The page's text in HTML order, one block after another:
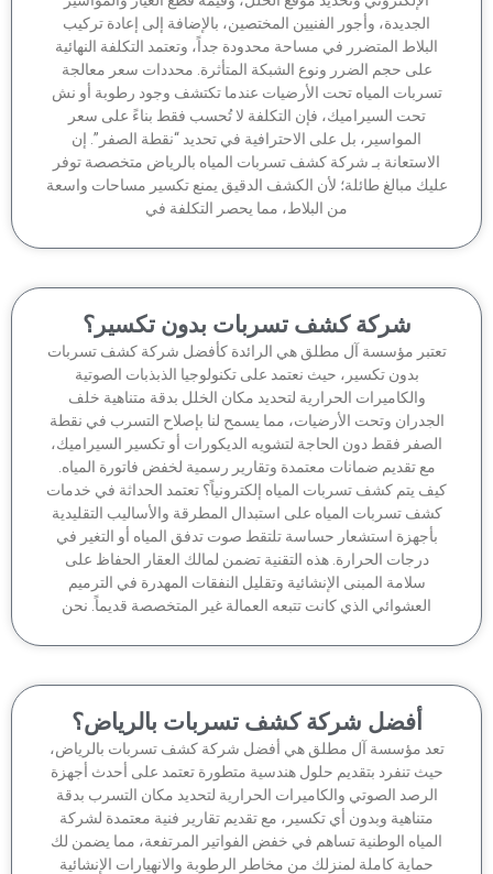
الجديدة، وأجور الفنيين المختصين، بالإضافة إلى إعادة تركيب
البلاط المتضرر في مساحة محدودة جداً، وتعتمد التكلفة النهائية
على حجم الضرر ونوع الشبكة المتأثرة. محددات سعر معالجة
المياه تحت الأرضيات عندما تكتشف وجود رطوبة أو نش
تحت السيراميك، فإن التكلفة لا تُحسب فقط بناءً على سعر
المواسير، بل على الاحترافية في تحديد “نقطة الصفر”. إن
بـ شركة كشف تسربات المياه بالرياض متخصصة توفر
مبالغ طائلة؛ لأن الكشف الدقيق يمنع تكسير مساحات واسعة
من البلاط، مما يحصر التكلفة في
شركة كشف تسربات بدون تكسير؟
مؤسسة آل مطلق هي الرائدة كأفضل شركة كشف تسربات
بدون تكسير، حيث نعتمد على تكنولوجيا الذبذبات الصوتية
والكاميرات الحرارية لتحديد مكان الخلل بدقة متناهية خلف
وتحت الأرضيات، مما يسمح لنا بإصلاح التسرب في نقطة
فقط دون الحاجة لتشويه الديكورات أو تكسير السيراميك،
مع تقديم ضمانات معتمدة وتقارير رسمية لخفض فاتورة المياه.
يتم كشف تسربات المياه إلكترونياً؟ تعتمد الحداثة في خدمات
تسربات المياه على استبدال المطرقة والأساليب التقليدية
بأجهزة استشعار حساسة تلتقط صوت تدفق المياه أو التغير في
درجات الحرارة. هذه التقنية تضمن لمالك العقار الحفاظ على
سلامة المبنى الإنشائية وتقليل النفقات المهدرة في الترميم
العشوائي الذي كانت تتبعه العمالة غير المتخصصة قديماً. نحن
أفضل شركة كشف تسربات بالرياض؟
مؤسسة آل مطلق هي أفضل شركة كشف تسربات بالرياض،
تنفرد بتقديم حلول هندسية متطورة تعتمد على أحدث أجهزة
الرصد الصوتي والكاميرات الحرارية لتحديد مكان التسرب بدقة
متناهية وبدون أي تكسير، مع تقديم تقارير فنية معتمدة لشركة
الوطنية تساهم في خفض الفواتير المرتفعة، مما يضمن لك
حماية كاملة لمنزلك من مخاطر الرطوبة والانهيارات الإنشائية